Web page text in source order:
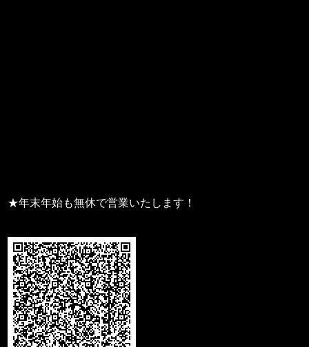
★年末年始も無休で営業いたします！